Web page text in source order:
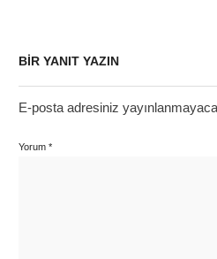
BIR YANIT YAZIN
E-posta adresiniz
Yorum *